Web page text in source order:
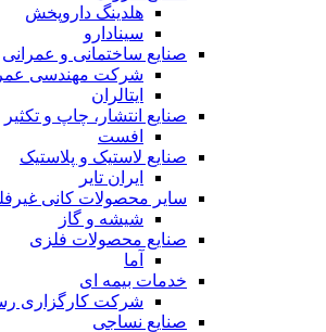
هلدینگ داروپخش
سینادارو
صنایع ساختمانی و عمرانی
شرکت مهندسی
ایتالران
صنایع انتشار، چاپ و تکثير
افست
صنایع لاستیک و پلاستیک
ایران تایر
ساير محصولات كانی
شیشه و گاز
صنایع محصولات فلزی
آما
خدمات بیمه ای
شرکت کارگزاری
صنایع نساجی